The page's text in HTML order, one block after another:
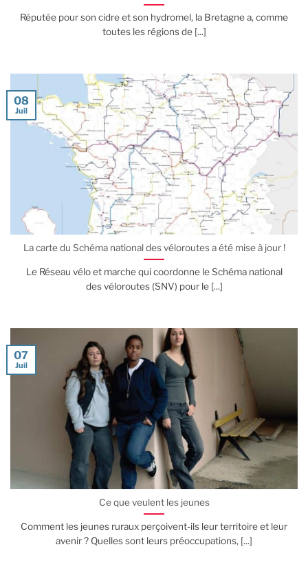
Réputée pour son cidre et son hydromel, la Bretagne a, comme
toutes les régions de [...]
La carte du Schéma national des véloroutes a été mise à jour !
Le Réseau vélo et marche qui coordonne le Schéma national
des véloroutes (SNV) pour le [...]
08
Juil
Ce que veulent les jeunes
Comment les jeunes ruraux perçoivent-ils leur territoire et leur
avenir ? Quelles sont leurs préoccupations, [...]
07
Juil